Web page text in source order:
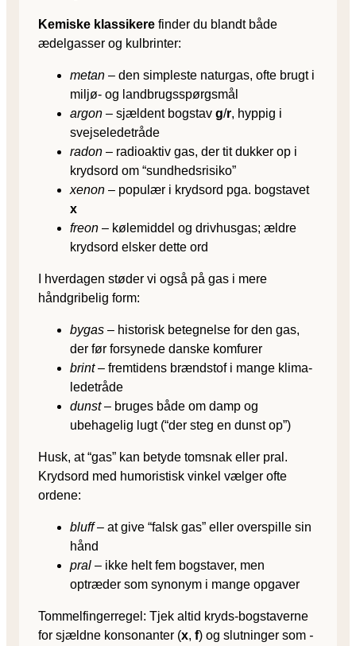
Kemiske klassikere finder du blandt både
ædelgasser og kulbrinter:
metan – den simpleste naturgas, ofte brugt i
miljø- og landbrugsspørgsmål
argon – sjældent bogstav g/r, hyppig i
svejseledetråde
radon – radioaktiv gas, der tit dukker op i
krydsord om “sundhedsrisiko”
xenon – populær i krydsord pga. bogstavet
x
freon – kølemiddel og drivhusgas; ældre
krydsord elsker dette ord
I hverdagen støder vi også på gas i mere
håndgribelig form:
bygas – historisk betegnelse for den gas,
der før forsynede danske komfurer
brint– fremtidens brændstof i mange klima-
ledetråde
dunst– bruges både om damp og
ubehagelig lugt (“der steg en dunst op”)
Husk, at “gas” kan betyde tomsnak eller pral.
Krydsord med humoristisk vinkel vælger ofte
ordene:
bluff– at give “falsk gas” eller overspille sin
hånd
pral – ikke helt fem bogstaver, men
optræder som synonym i mange opgaver
Tommel­finger­regel: Tjek altid kryds-bogstaverne
for sjældne konsonanter (x, f) og slutninger som -